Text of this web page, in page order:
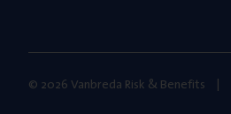
© 2026 Vanbreda Risk & Benefits